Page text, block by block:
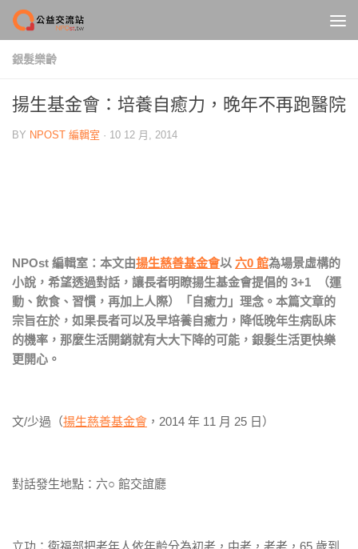
Skip to content
銀髮樂齡
揚生基金會：培養自癒力，晚年不再跑醫院
BY NPOST 編輯室 · 10 12 月, 2014
NPOst 編輯室：本文由揚生慈善基金會以 六0 館為場景虛構的
小說，希望透過對話，讓長者明瞭揚生基金會提倡的 3+1 （運
動、飲食、習慣，再加上人際）「自癒力」理念。本篇文章的
宗旨在於，如果長者可以及早培養自癒力，降低晚年生病臥床
的機率，那麼生活開銷就有大大下降的可能，銀髮生活更快樂
更開心。
文/少過（揚生慈善基金會 ，2014 年 11 月 25 日）
對話發生地點：六○ 館交誼廳
立功：衛福部把老年人依年齡分為初老，中老，老老，65 歲到